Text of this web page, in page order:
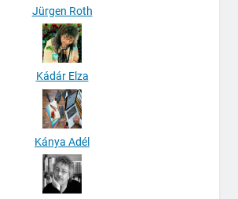
Jürgen Roth
Kádár Elza
Kánya Adél